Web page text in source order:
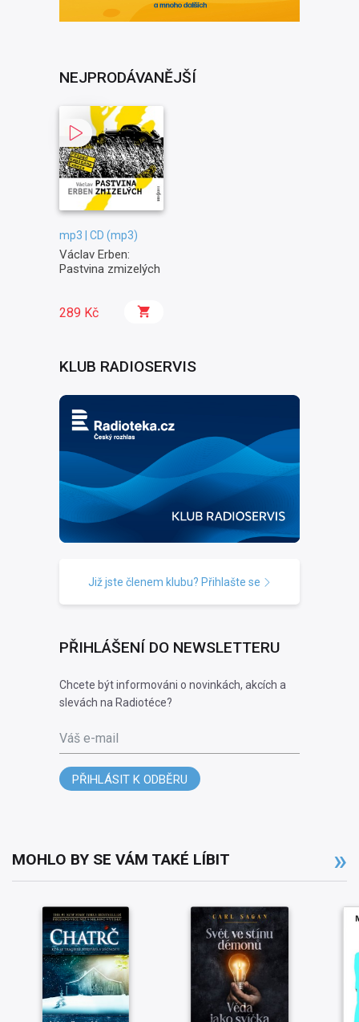
NEJPRODÁVANĚJŠÍ
mp3 | CD (mp3)
Václav Erben:
Pastvina zmizelých
289 Kč
KLUB RADIOSERVIS
Již jste členem klubu? Přihlašte se
PŘIHLÁŠENÍ DO NEWSLETTERU
Chcete být informováni o novinkách, akcích a
slevách na Radiotéce?
Váš e-mail
PŘIHLÁSIT K ODBĚRU
MOHLO BY SE VÁM TAKÉ LÍBIT